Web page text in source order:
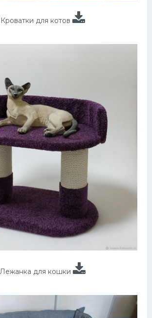
Кроватки для котов
Лежанка для кошки